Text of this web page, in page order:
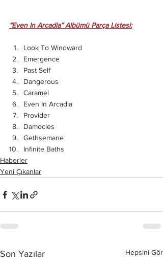
“Even In Arcadia” Albümü Parça Listesi:
Look To Windward
Emergence
Past Self
Dangerous
Caramel
Even In Arcadia
Provider
Damocles
Gethsemane
Infinite Baths
Haberler
Yeni Çıkanlar
Son Yazılar Hepsini Gör